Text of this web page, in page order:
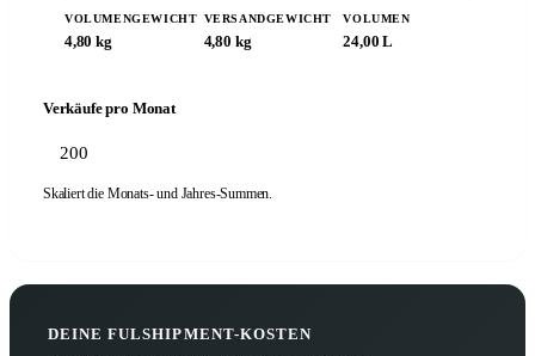
VOLUMENGEWICHT
4,80 kg
VERSANDGEWICHT
4,80 kg
VOLUMEN
24,00 L
Verkäufe pro Monat
Skaliert die Monats- und Jahres-Summen.
DEINE FULSHIPMENT-KOSTEN